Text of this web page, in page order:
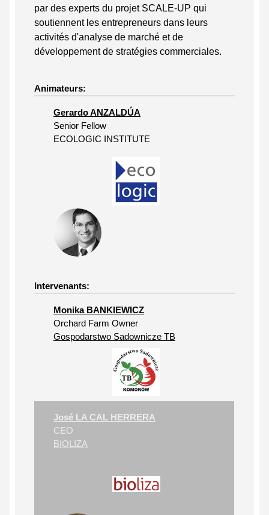
par des experts du projet SCALE-UP qui
soutiennent les entrepreneurs dans leurs
activités d'analyse de marché et de
développement de stratégies commerciales.
Animateurs:
Gerardo ANZALDÚA
Senior Fellow
ECOLOGIC INSTITUTE
Intervenants:
Monika BANKIEWICZ
Orchard Farm Owner
Gospodarstwo Sadownicze TB
José LA CAL HERRERA
CEO
BIOLIZA